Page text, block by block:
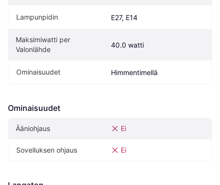
Lampunpidin E27, E14
Maksimiwatti per
Valonlähde
40.0 watti
Ominaisuudet Himmentimellä
Ominaisuudet
Ääniohjaus Ei
Sovelluksen ohjaus Ei